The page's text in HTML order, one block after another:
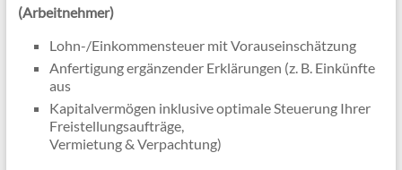
(Arbeitnehmer)
Lohn-/Einkommensteuer mit Vorauseinschätzung
Anfertigung ergänzender Erklärungen (z. B. Einkünfte
aus
Kapitalvermögen inklusive optimale Steuerung Ihrer
Freistellungsaufträge,
Vermietung & Verpachtung)